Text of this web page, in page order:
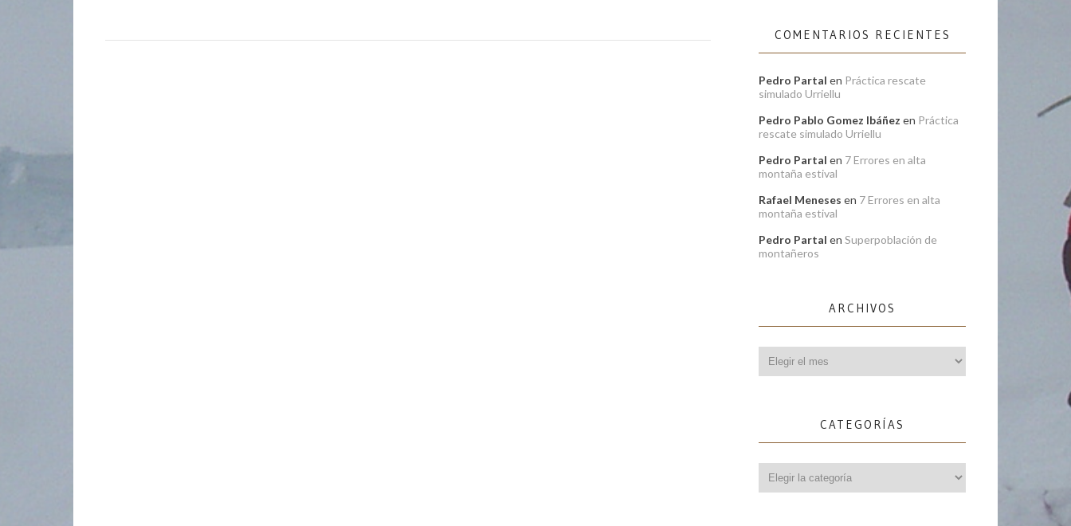
COMENTARIOS RECIENTES
Pedro Partal en Práctica rescate
simulado Urriellu
Pedro Pablo Gomez Ibáñez en Práctica
rescate simulado Urriellu
Pedro Partal en 7 Errores en alta
montaña estival
Rafael Meneses en 7 Errores en alta
montaña estival
Pedro Partal en Superpoblación de
montañeros
ARCHIVOS
CATEGORÍAS